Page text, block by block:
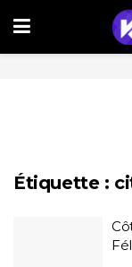
Étiquette :